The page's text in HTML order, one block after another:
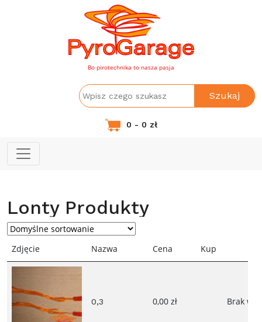
Bo pirotechnika to nasza pasja
Szukaj
0 - 0 zł
Lonty Produkty
Zdjęcie Nazwa Cena Kup
0,3 0,00 zł Brak w